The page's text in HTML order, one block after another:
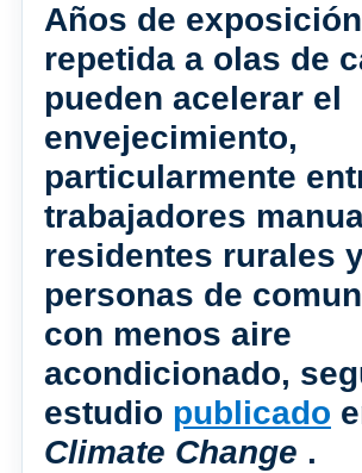
Años de exposición
repetida a olas de
pueden acelerar el
envejecimiento,
particularmente
trabajadores
residentes rurales
personas de
con menos aire
acondicionado,
estudio publicado
Climate Change .